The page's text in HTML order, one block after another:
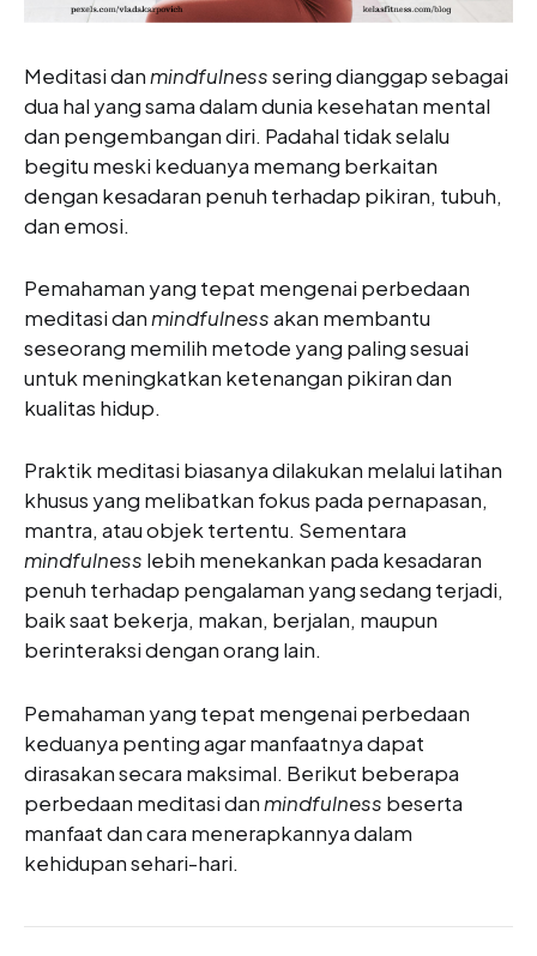
Meditasi danmindfulnesssering dianggap sebagai
dua hal yang sama dalam dunia kesehatan mental
dan pengembangan diri. Padahal tidak selalu
begitu meski keduanya memang berkaitan
dengan kesadaran penuh terhadap pikiran, tubuh,
dan emosi.
Pemahaman yang tepat mengenai perbedaan
meditasi danmindfulnessakan membantu
seseorang memilih metode yang paling sesuai
untuk meningkatkan ketenangan pikiran dan
kualitas hidup.
Praktik meditasi biasanya dilakukan melalui latihan
khusus yang melibatkan fokus pada pernapasan,
mantra, atau objek tertentu. Sementara
mindfulness lebih menekankan pada kesadaran
penuh terhadap pengalaman yang sedang terjadi,
baik saat bekerja, makan, berjalan, maupun
berinteraksi dengan orang lain.
Pemahaman yang tepat mengenai perbedaan
keduanya penting agar manfaatnya dapat
dirasakan secara maksimal. Berikut beberapa
perbedaan meditasi danmindfulness beserta
manfaat dan cara menerapkannya dalam
kehidupan sehari-hari.